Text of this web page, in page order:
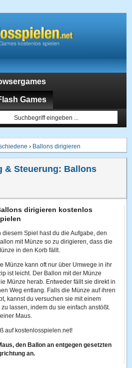
Games
› Ballons dirigieren
& Steuerung: Ballons
dirigieren kostenlos
diesem Spiel hast du die Aufgabe, den
mit Münze so zu dirigieren, dass die
in den Korb fällt.
Münze kann oft nur über Umwege in ihr
ist leicht. Der Ballon mit der Münze
Münze herab. Entweder fällt sie direkt in
Weg entlang. Falls die Münze auf ihren
kannst du versuchen sie mit einem
lassen, indem du sie einfach anstößt.
Maus.
auf kostenlosspielen.net!
den Ballon an entgegen gesetzten
an.